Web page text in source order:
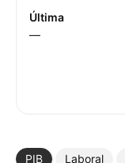
Última
—
PIB Laboral